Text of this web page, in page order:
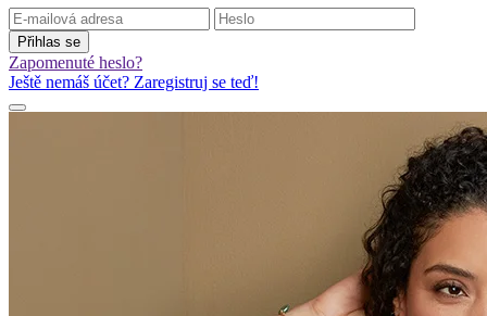
Přihlas se
Zapomenuté heslo?
Ještě nemáš účet? Zaregistruj se teď!